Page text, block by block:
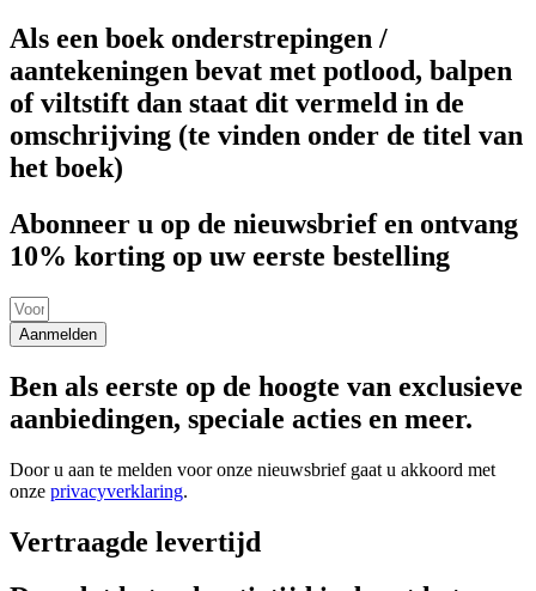
Als een boek onderstrepingen /
aantekeningen bevat met potlood, balpen
of viltstift dan staat dit vermeld in de
omschrijving (te vinden onder de titel van
het boek)
Abonneer u op de nieuwsbrief en ontvang
10% korting op uw eerste bestelling
Aanmelden
Ben als eerste op de hoogte van exclusieve
aanbiedingen, speciale acties en meer.
Door u aan te melden voor onze nieuwsbrief gaat u akkoord met
onze privacyverklaring.
Vertraagde levertijd